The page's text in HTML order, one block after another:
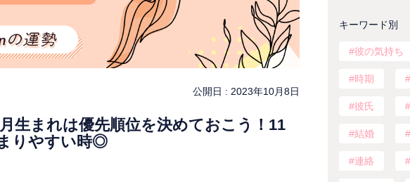
公開日 : 2023年10月8日
生まれは優先順位を決めておこう！11
りやすい時◎
キーワード別
彼の気持ち
時期
彼氏
結婚
連絡